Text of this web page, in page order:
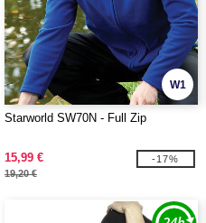
W1
Starworld SW70N - Full Zip
15,99 €
19,20 €
-17%